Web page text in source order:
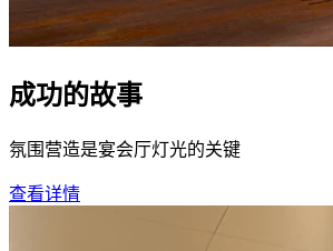
成功的故事
氛围营造是宴会厅灯光的关键
查看详情